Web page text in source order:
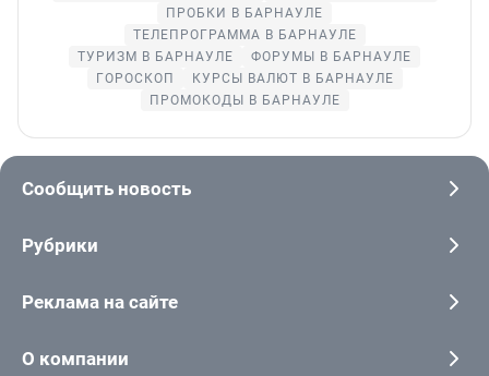
ПРОБКИ В БАРНАУЛЕ
ТЕЛЕПРОГРАММА В БАРНАУЛЕ
ТУРИЗМ В БАРНАУЛЕ
ФОРУМЫ В БАРНАУЛЕ
ГОРОСКОП
КУРСЫ ВАЛЮТ В БАРНАУЛЕ
ПРОМОКОДЫ В БАРНАУЛЕ
Сообщить новость
Рубрики
Реклама на сайте
О компании